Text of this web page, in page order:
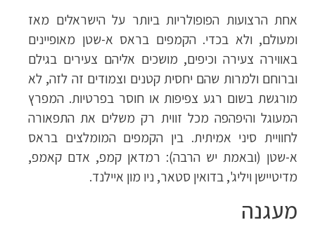
אחת הרצועות הפופולריות ביותר על הישראלים מאז
ומעולם, ולא בכדי. הקמפים בראס א-שטן מאופיינים
באווירה צעירה וכיפים, מושכים אליהם צעירים בגילם
וברוחם ולמרות שהם יחסית קטנים וצמודים זה לזה, לא
מורגשת בשום רגע צפיפות או חוסר בפרטיות. המפרץ
המעוגל והיפהפה מכל זווית רק משלים את התפאורה
לחוויית סיני אמיתית. בין הקמפים המומלצים בראס
א-שטן (ובאמת יש הרבה): רמדאן קמפ, אדם קאמפ,
מדיטיישן ויליג', בדואין סטאר, ניו מון איילנד.
מעגנה